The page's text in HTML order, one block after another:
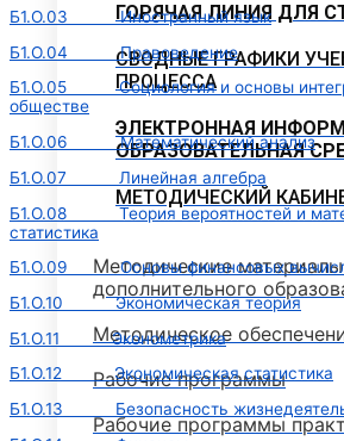
ГОРЯЧАЯ ЛИНИЯ ДЛЯ
СВОДНЫЕ ГРАФИКИ
ПРОЦЕССА
ЭЛЕКТРОННАЯ
ОБРАЗОВАТЕЛЬНАЯ
МЕТОДИЧЕСКИЙ
Методические материалы
дополнительного
Методическое
Рабочие программы
Рабочие программы
Б1.О.03 Иностранный язык
Б1.О.04 Правоведение
Б1.О.05 Социология и основы
обществе
Б1.О.06 Математический анализ
Б1.О.07 Линейная алгебра
Б1.О.08 Теория вероятностей и
статистика
Б1.О.09 Основы финансовых
Б1.О.10 Экономическая теория
Б1.О.11 Эконометрика
Б1.О.12 Экономическая статистика
Б1.О.13 Безопасность